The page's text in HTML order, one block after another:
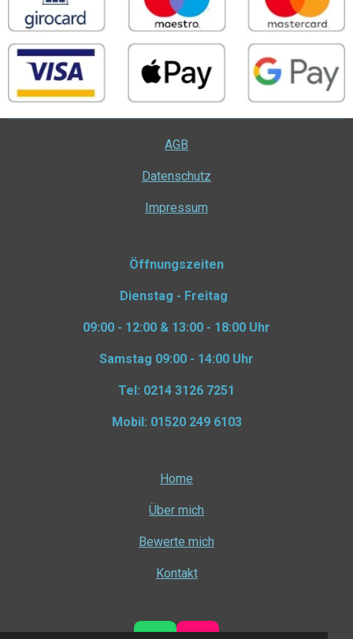
AGB
Datenschutz
Impressum
Öffnungszeiten
Dienstag - Freitag
09:00 - 12:00 & 13:00 - 18:00 Uhr
Samstag 09:00 - 14:00 Uhr
Tel: 0214 3126 7251
Mobil: 01520 249 6103
Home
Über mich
Bewerte mich
Kontakt